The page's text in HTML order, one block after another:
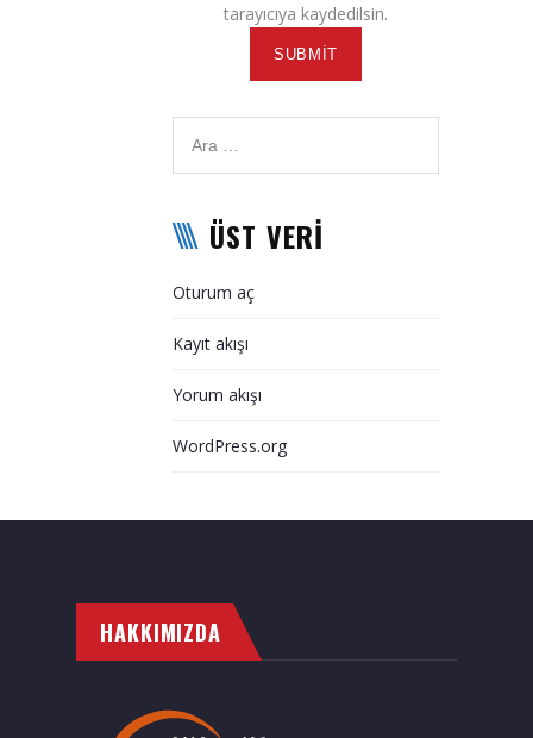
tarayıcıya kaydedilsin.
ÜST VERI
Oturum aç
Kayıt akışı
Yorum akışı
WordPress.org
HAKKIMIZDA